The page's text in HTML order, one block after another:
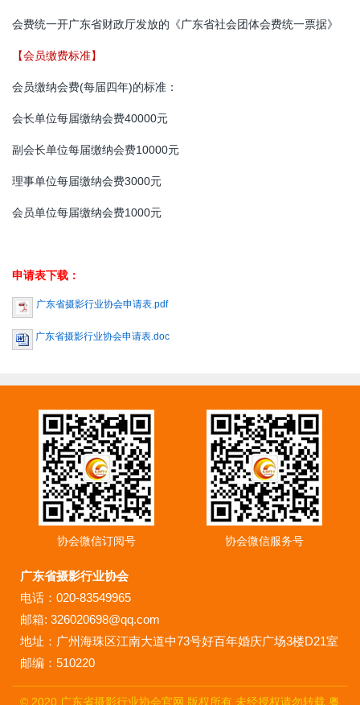
会费统一开广东省财政厅发放的《广东省社会团体会费统一票据》
【会员缴费标准】
会员缴纳会费(每届四年)的标准：
会长单位每届缴纳会费40000元
副会长单位每届缴纳会费10000元
理事单位每届缴纳会费3000元
会员单位每届缴纳会费1000元
申请表下载：
广东省摄影行业协会申请表.pdf
广东省摄影行业协会申请表.doc
协会微信订阅号 协会微信服务号
广东省摄影行业协会
电话：020-83549965
邮箱: 326020698@qq.com
地址：广州海珠区江南大道中73号好百年婚庆广场3楼D21室
邮编：510220
© 2020 广东省摄影行业协会官网 版权所有 未经授权请勿转载 粤